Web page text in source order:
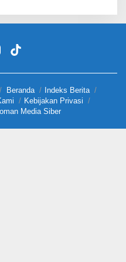
Beranda
Indeks Berita
Kebijakan Privasi
Media Siber